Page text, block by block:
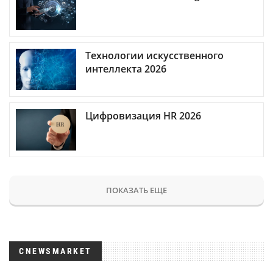
Технологии искусственного
интеллекта 2026
Цифровизация HR 2026
ПОКАЗАТЬ ЕЩЕ
CNEWSMARKET